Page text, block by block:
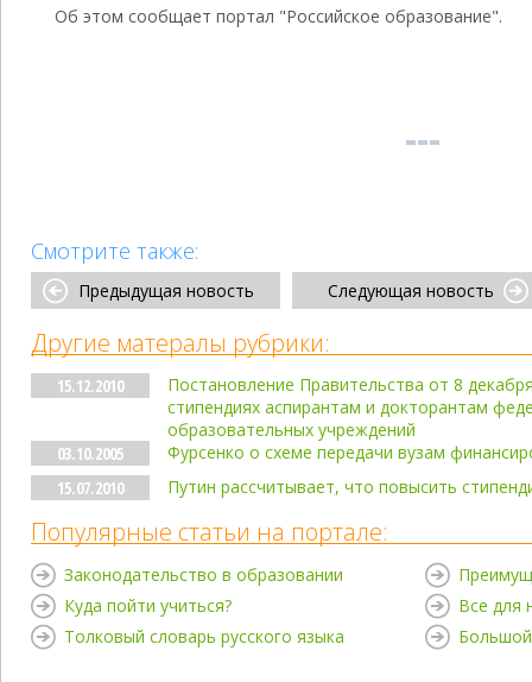
Об этом сообщает портал "Российское образование".
Смотрите также:
Предыдущая новость Следующая новость
Другие матералы рубрики:
15.12.2010
Постановление Правительства от 8
стипендиях аспирантам и докторантам
образовательных учреждений
03.10.2005
Фурсенко о схеме передачи вузам
15.07.2010
Путин рассчитывает, что повысить
Популярные статьи на портале:
Законодательство в образовании
Куда пойти учиться?
Толковый словарь русского языка
Все для
Большой